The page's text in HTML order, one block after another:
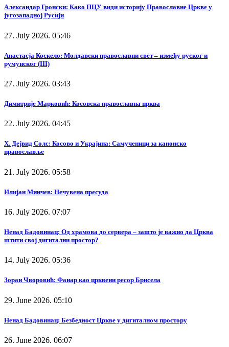
Александар Гронски: Како ПЦУ види историју Православне Цркве у
југозападној Русији
27. July 2026. 05:46
Анастасја Коскело: Молдавски православни свет – између руског и
румунског (III)
27. July 2026. 03:43
Димитрије Марковић: Косовска православна црква
22. July 2026. 04:45
Х. Дејвид Солс: Косово и Украјина: Самученици за канонско
православље
21. July 2026. 05:58
Илијан Минчев: Нечувена пресуда
16. July 2026. 07:07
Ненад Бадовинац: Од храмова до сервера – зашто је важно да Црква
штити свој дигитални простор?
14. July 2026. 05:36
Зоран Чворовић: Фанар као црквени ресор Брисела
29. June 2026. 05:10
Ненад Бадовинац: Безбедност Цркве у дигиталном простору
26. June 2026. 06:07